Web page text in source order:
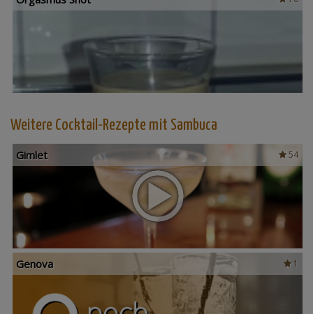
Weitere Cocktail-Rezepte mit Sambuca
54
Gimlet
1
Genova